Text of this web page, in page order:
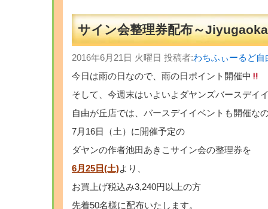
サイン会整理券配布～
2016年6月21日 火曜日 投稿者:わちふぃーるど自
今日は雨の日なので、雨の日ポイント開催中
そして、今週末はいよいよダヤンズバースデイ
自由が丘店では、バースデイイベントも開催な
7月16日（土）に開催予定の
ダヤンの作者池田あきこサイン会の整理券を
6月25日(土)より、
お買上げ税込み3,240円以上の方
先着50名様に配布いたします。